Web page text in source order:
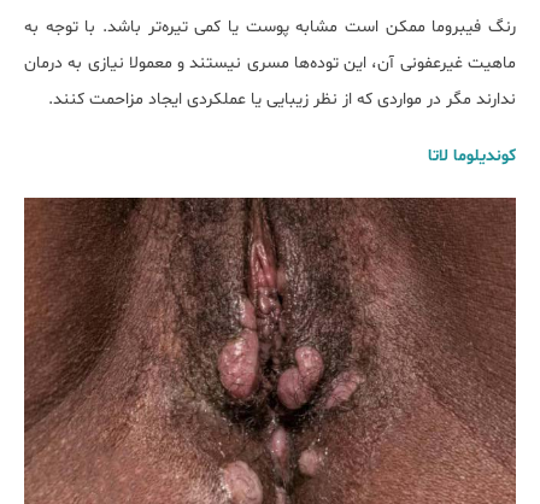
رنگ فیبروما ممکن است مشابه پوست یا کمی تیره‌تر باشد. با توجه به
ماهیت غیرعفونی آن، این توده‌ها مسری نیستند و معمولا نیازی به درمان
ندارند مگر در مواردی که از نظر زیبایی یا عملکردی ایجاد مزاحمت کنند.
کوندیلوما لاتا